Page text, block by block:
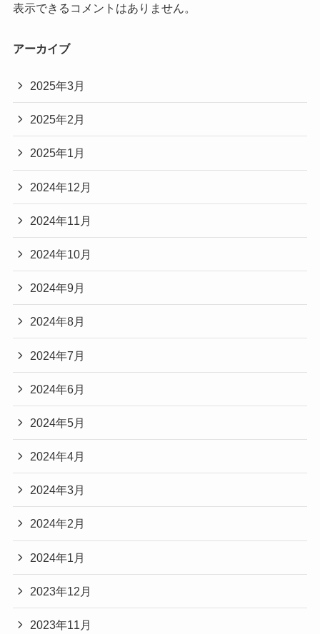
表示できるコメントはありません。
アーカイブ
2025年3月
2025年2月
2025年1月
2024年12月
2024年11月
2024年10月
2024年9月
2024年8月
2024年7月
2024年6月
2024年5月
2024年4月
2024年3月
2024年2月
2024年1月
2023年12月
2023年11月